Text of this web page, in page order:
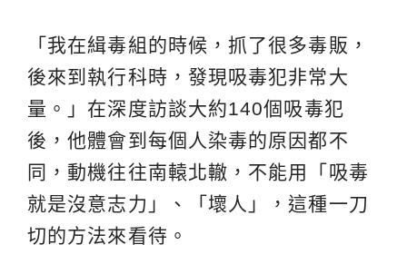
「我在緝毒組的時候，抓了很多毒販，
後來到執行科時，發現吸毒犯非常大
量。」在深度訪談大約140個吸毒犯
後，他體會到每個人染毒的原因都不
同，動機往往南轅北轍，不能用「吸毒
就是沒意志力」、「壞人」，這種一刀
切的方法來看待。